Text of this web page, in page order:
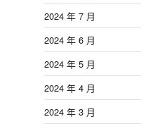
2024 年 7 月
2024 年 6 月
2024 年 5 月
2024 年 4 月
2024 年 3 月